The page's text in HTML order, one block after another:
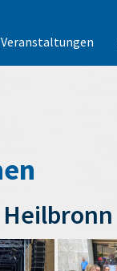
Heilbronn